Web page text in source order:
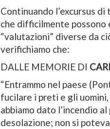
Continuando l’excursus
che difficilmente
“valutazioni” diverse da
verifichiamo che:
DALLE MEMORIE DI
“Entrammo nel paese
fucilare i preti e gli
abbiamo dato l’incendio
desolazione; non si